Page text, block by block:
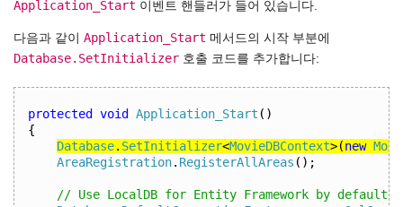
Application_Start 이벤트 핸들러가 들어 있습니다.
다음과 같이 Application_Start 메서드의 시작 부분에
Database.SetInitializer 호출 코드를 추가합니다:
protected void Application_Start ()
{
Database. SetInitializer<MovieDBContext>(new
AreaRegistration. RegisterAllAreas ();
// Use LocalDB for Entity Framework by default